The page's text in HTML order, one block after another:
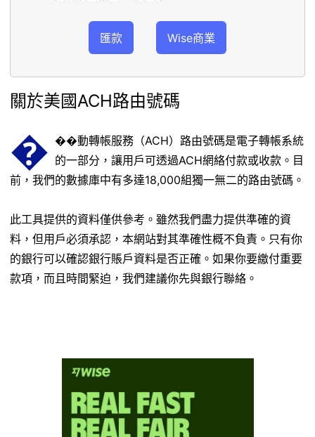
匯款 Wise商業
關於美國ACH路由號碼
� ��動轉帳服務（ACH）路由號碼是電子轉帳系統
的一部分，讓用戶可透過ACH網絡付款或收款。目
前，我們的數據庫中有多達18,000組獨一無二的路由號碼。
此工具提供的資料僅供參考。雖然我們盡力提供準確的資
料，但用戶必須承認，本網站對其準確性概不負責。只有你
的銀行可以確認銀行賬戶資料是否正確。如果你要繳付重要
款項，而且時間緊迫，我們建議你先與銀行聯絡。